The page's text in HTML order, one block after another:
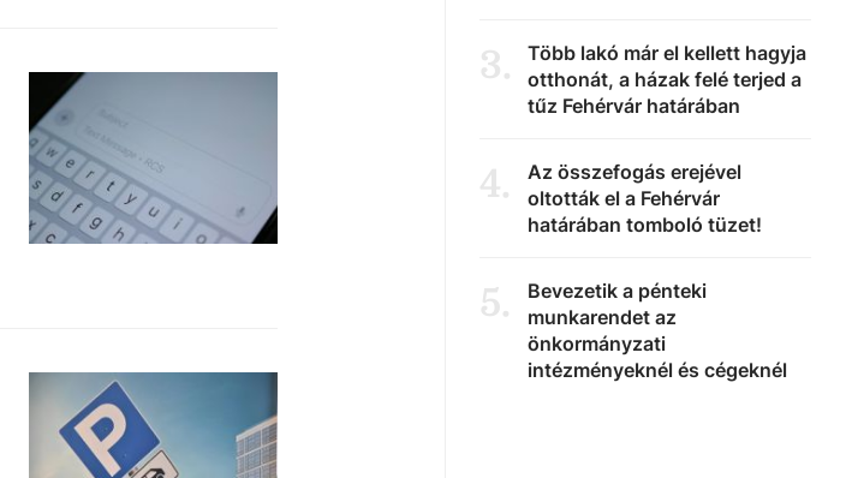
3.
Több lakó már el kellett hagyja
otthonát, a házak felé terjed a
tűz Fehérvár határában
4.
Az összefogás erejével
oltották el a Fehérvár
határában tomboló tüzet!
5.
Bevezetik a pénteki
munkarendet az
önkormányzati
intézményeknél és cégeknél